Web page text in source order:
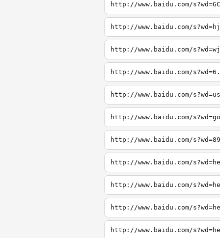
http://www.baidu.com/
http://www.baidu.com/
http://www.baidu.com/
http://www.baidu.com/
http://www.baidu.com/
http://www.baidu.com/
http://www.baidu.com/
http://www.baidu.com/
http://www.baidu.com/
http://www.baidu.com/
http://www.baidu.com/